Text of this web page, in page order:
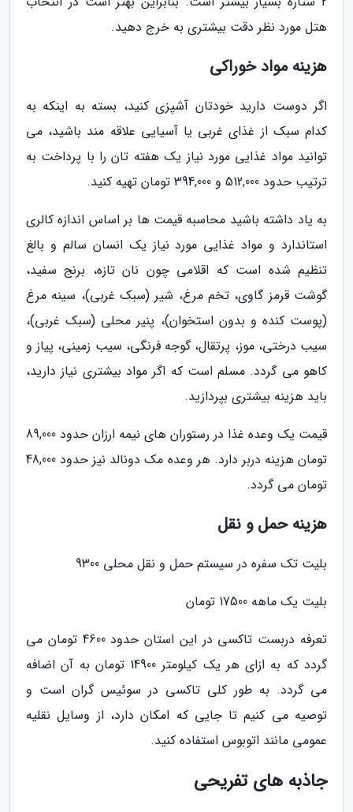
هتل مورد نظر دقت بیشتری به خرج دهید.
هزینه مواد خوراکی
اگر دوست دارید خودتان آشپزی کنید، بسته به اینکه به
کدام سبک از غذای غربی یا آسیایی علاقه مند باشید، می
توانید مواد غذایی مورد نیاز یک هفته تان را با پرداخت به
ترتیب حدود 512,000 و 394,000 تومان تهیه کنید.
به یاد داشته باشید محاسبه قیمت ها بر اساس اندازه کالری
استاندارد و مواد غذایی مورد نیاز یک انسان سالم و بالغ
تنظیم شده است که اقلامی چون نان تازه، برنج سفید،
گوشت قرمز گاوی، تخم مرغ، شیر (سبک غربی)، سینه مرغ
(پوست کنده و بدون استخوان)، پنیر محلی (سبک غربی)،
سیب درختی، موز، پرتقال، گوجه فرنگی، سیب زمینی، پیاز و
کاهو می گردد. مسلم است که اگر مواد بیشتری نیاز دارید،
باید هزینه بیشتری بپردازید.
قیمت یک وعده غذا در رستوران های نیمه ارزان حدود 89,000
تومان هزینه دربر دارد. هر وعده مک دونالد نیز حدود 48,000
تومان می گردد.
هزینه حمل و نقل
بلیت تک سفره در سیستم حمل و نقل محلی 9300
بلیت یک ماهه 17500 تومان
تعرفه دربست تاکسی در این استان حدود 4600 تومان می
گردد که به ازای هر یک کیلومتر 14900 تومان به آن اضافه
می گردد. به طور کلی تاکسی در سوئیس گران است و
توصیه می کنیم تا جایی که امکان دارد، از وسایل نقلیه
عمومی مانند اتوبوس استفاده کنید.
جاذبه های تفریحی